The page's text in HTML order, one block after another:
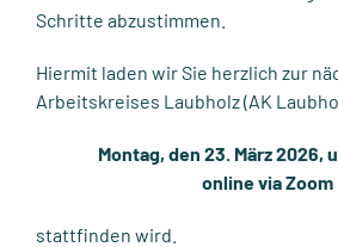
Schritte abzustimmen.
Hiermit laden wir Sie herzlich zur
Arbeitskreises Laubholz (AK
Montag, den 23. März 2026,
online via Zoom
stattfinden wird.